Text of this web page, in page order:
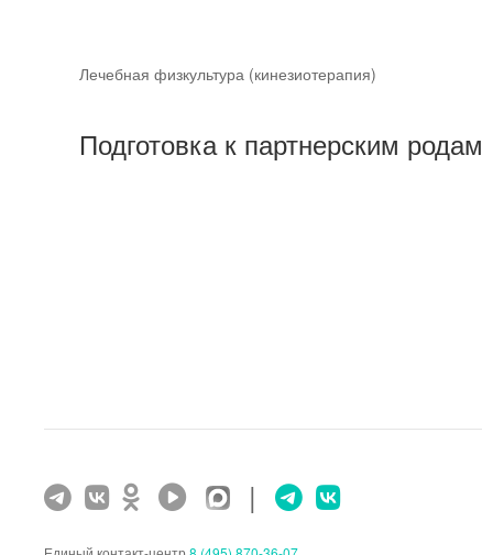
Лечебная физкультура (кинезиотерапия)
Подготовка к партнерским родам
|